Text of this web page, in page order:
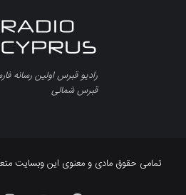
رادیو قبرس اولین رسانه
قبرس شمالی
تمامی حقوق مادی و معنوی این وبسایت